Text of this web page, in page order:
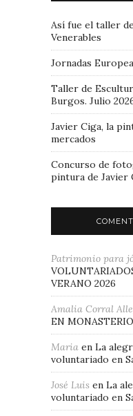
Así fue el taller
Venerables
Jornadas
Taller de
Burgos. Julio
Javier Ciga, la
mercados
Concurso de
pintura de Javier
Patrimonio para
VERANO 2026
Amalia Corral
EN
Maria en La
voluntariado en
José Luis en La
voluntariado en